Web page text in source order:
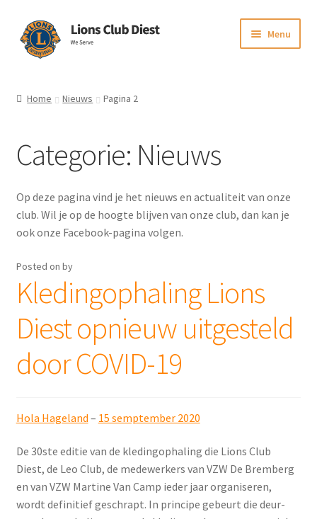
Skip
to
navigation
Skip
to
content
Menu
In het nieuws
Lionsbase voor leden
Home Nieuws Pagina 2
Categorie: Nieuws
Op deze pagina vind je het nieuws en actualiteit van onze
club. Wil je op de hoogte blijven van onze club, dan kan je
ook onze Facebook-pagina volgen.
Posted on by
Kledingophaling Lions
Diest opnieuw uitgesteld
door COVID-19
Hola Hageland – 15 semptember 2020
De 30ste editie van de kledingophaling die Lions Club
Diest, de Leo Club, de medewerkers van VZW De Bremberg
en van VZW Martine Van Camp ieder jaar organiseren,
wordt definitief geschrapt. In principe gebeurt die deur-